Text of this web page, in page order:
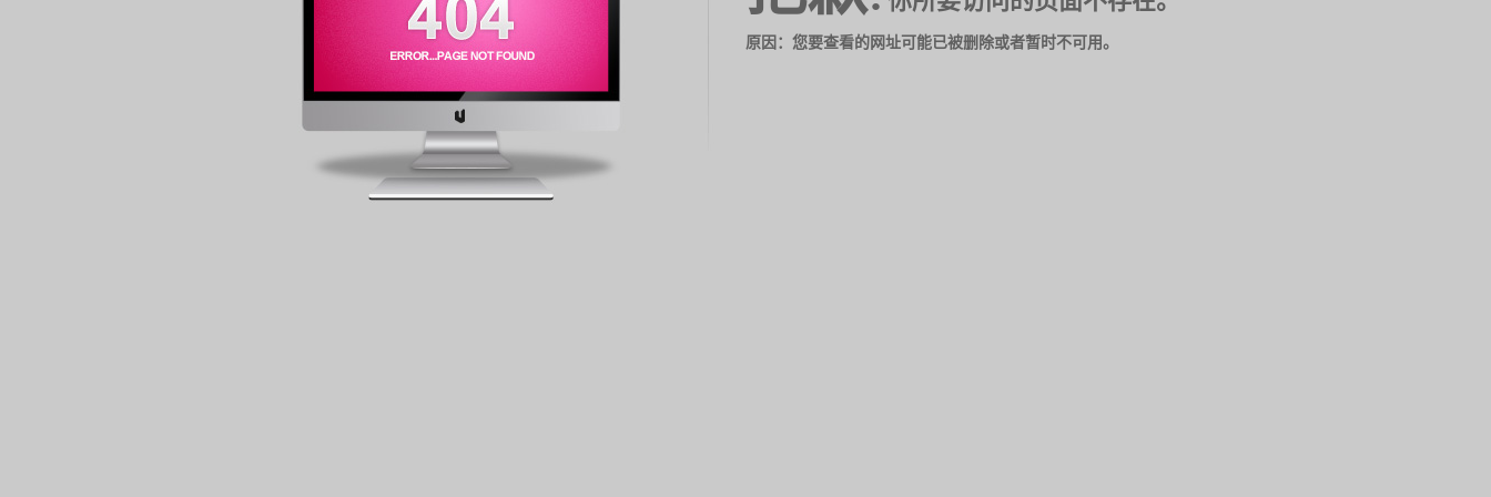
原因：您要查看的网址可能已被删除或者暂时不可用。